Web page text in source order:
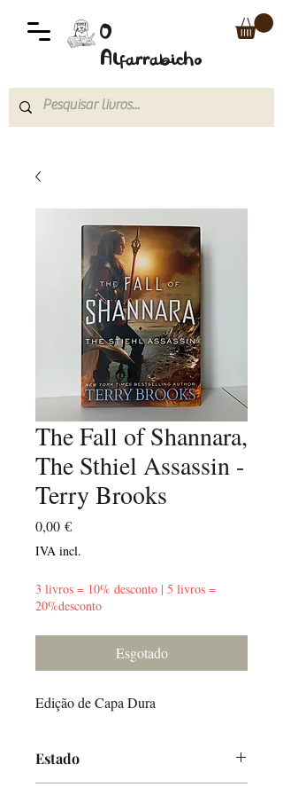
O
Alfarrabicho
The Fall of Shannara,
The Sthiel Assassin -
Terry Brooks
0,00 €Preço
IVA incl.
3 livros = 10% desconto | 5 livros =
20%desconto
Esgotado
Edição de Capa Dura
Estado